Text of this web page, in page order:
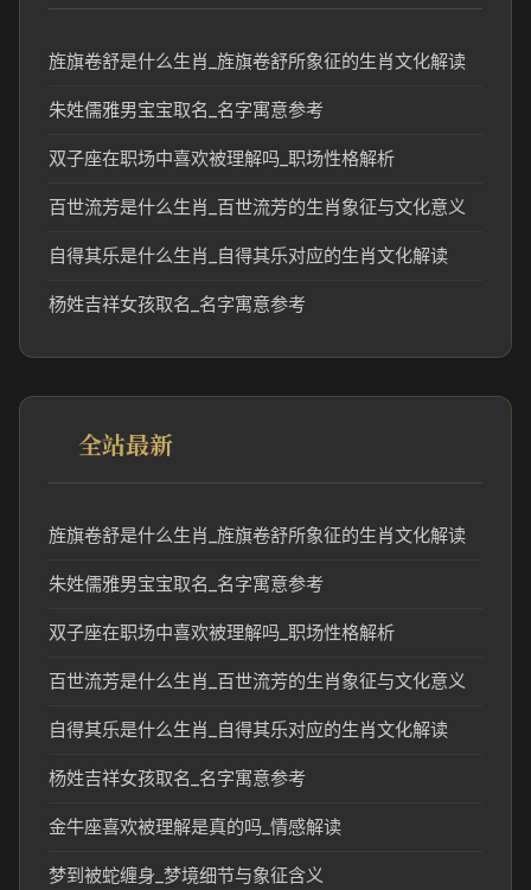
旌旗卷舒是什么生肖_旌旗卷舒所象征的生肖文化解读
朱姓儒雅男宝宝取名_名字寓意参考
双子座在职场中喜欢被理解吗_职场性格解析
百世流芳是什么生肖_百世流芳的生肖象征与文化意义
自得其乐是什么生肖_自得其乐对应的生肖文化解读
杨姓吉祥女孩取名_名字寓意参考
全站最新
旌旗卷舒是什么生肖_旌旗卷舒所象征的生肖文化解读
朱姓儒雅男宝宝取名_名字寓意参考
双子座在职场中喜欢被理解吗_职场性格解析
百世流芳是什么生肖_百世流芳的生肖象征与文化意义
自得其乐是什么生肖_自得其乐对应的生肖文化解读
杨姓吉祥女孩取名_名字寓意参考
金牛座喜欢被理解是真的吗_情感解读
梦到被蛇缠身_梦境细节与象征含义